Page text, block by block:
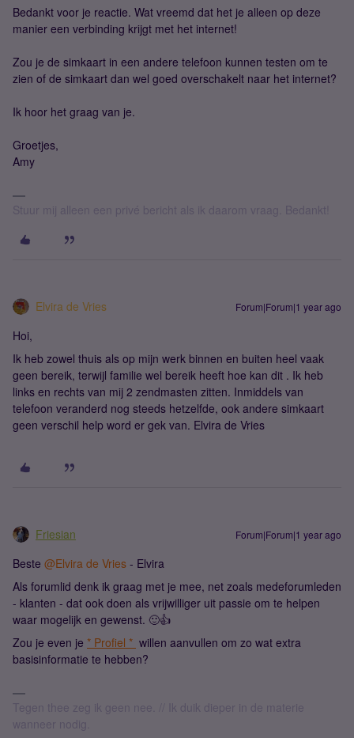
Bedankt voor je reactie. Wat vreemd dat het je alleen op deze
manier een verbinding krijgt met het internet!
Zou je de simkaart in een andere telefoon kunnen testen om te
zien of de simkaart dan wel goed overschakelt naar het internet?
Ik hoor het graag van je.
Groetjes,
Amy
Stuur mij alleen een privé bericht als ik daarom vraag. Bedankt!
Elvira de Vries Forum|Forum|1 year ago
Hoi,
Ik heb zowel thuis als op mijn werk binnen en buiten heel vaak
geen bereik, terwijl familie wel bereik heeft hoe kan dit . Ik heb
links en rechts van mij 2 zendmasten zitten. Inmiddels van
telefoon veranderd nog steeds hetzelfde, ook andere simkaart
geen verschil help word er gek van. Elvira de Vries
Friesian Forum|Forum|1 year ago
Beste ​ @Elvira de Vries - Elvira
Als forumlid denk ik graag met je mee, net zoals medeforumleden
- klanten - dat ook doen als vrijwilliger uit passie om te helpen
waar mogelijk en gewenst. 🙂👍
Zou je even je * Profiel * willen aanvullen om zo wat extra
basisinformatie te hebben?
Tegen thee zeg ik geen nee. // Ik duik dieper in de materie
wanneer nodig.